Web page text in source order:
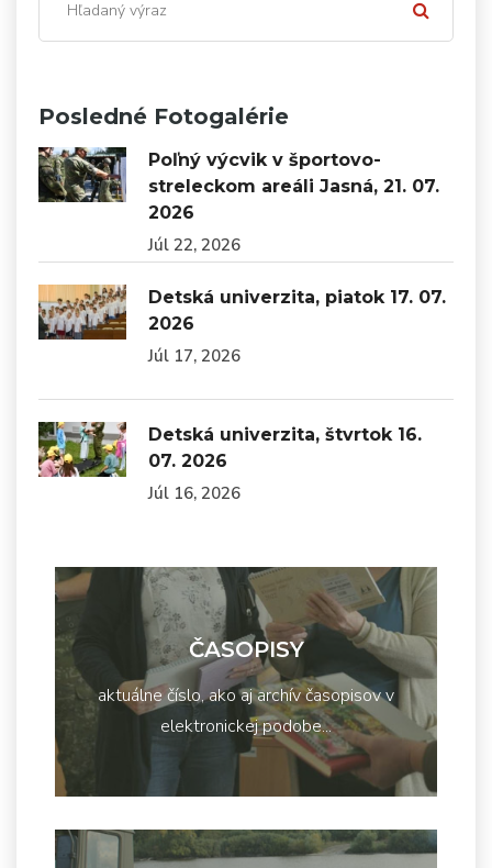
Posledné Fotogalérie
Poľný výcvik v športovo-
streleckom areáli Jasná, 21. 07.
2026
Júl 22, 2026
Detská univerzita, piatok 17. 07.
2026
Júl 17, 2026
Detská univerzita, štvrtok 16.
07. 2026
Júl 16, 2026
ČASOPISY
aktuálne číslo, ako aj archív časopisov v
elektronickej podobe...